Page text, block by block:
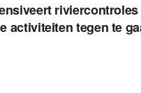
activiteiten tegen te